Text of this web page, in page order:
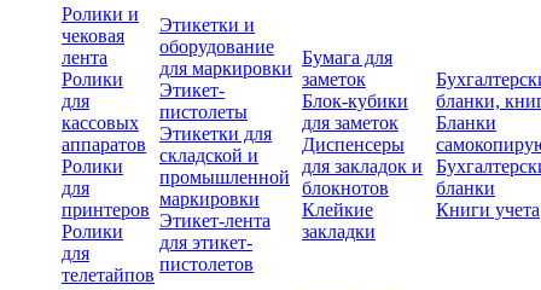
Ролики и
чековая
лента
Ролики
для
кассовых
аппаратов
Ролики
для
принтеров
Ролики
для
телетайпов
Этикетки и
оборудование
для маркировки
Этикет-
пистолеты
Этикетки для
складской и
промышленной
маркировки
Этикет-лента
для этикет-
пистолетов
Бумага для
заметок
Блок-кубики
для заметок
Диспенсеры
для закладок и
блокнотов
Клейкие
закладки
бланки,
Бланки
бланки
Книги учета